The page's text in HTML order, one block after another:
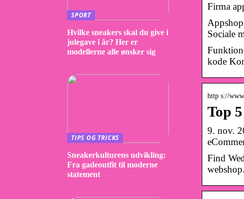
Firma
Sociale
kode
http s://
Top
9. nov.
Find
SPORT
Hvilke sneakers skal du give i
julegave i år? Her er
modellerne alle ønsker sig
TIPS OG TRICKS
Sneakerkulturens udvikling:
Fra gadeoutfit til moderne
statement